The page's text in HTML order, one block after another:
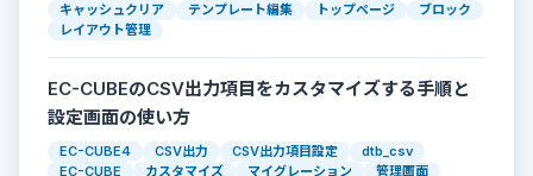
キャッシュクリア
テンプレート編集 トップページ
ブロック
レイアウト管理
EC-CUBEのCSV出力項目をカスタマイズする手順と
設定画面の使い方
EC-CUBE4 CSV出力 CSV出力項目設定
dtb_csv
EC-CUBE
カスタマイズ マイグレーション 管理画面